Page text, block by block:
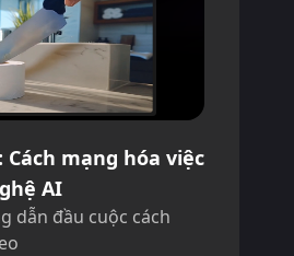
Cách mạng hóa việc
AI
dẫn đầu cuộc cách